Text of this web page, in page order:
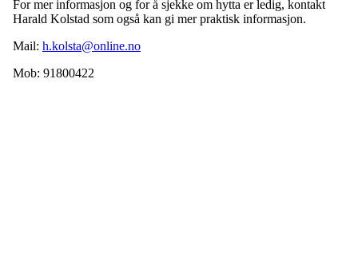
For mer informasjon og for å sjekke om hytta er ledig, kontakt
Harald Kolstad som også kan gi mer praktisk informasjon.
Mail: h.kolsta@online.no
Mob: 91800422